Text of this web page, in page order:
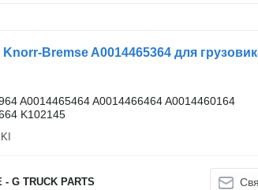
A0014465464 A0014466464 A0014460164
K102145
- G TRUCK PARTS